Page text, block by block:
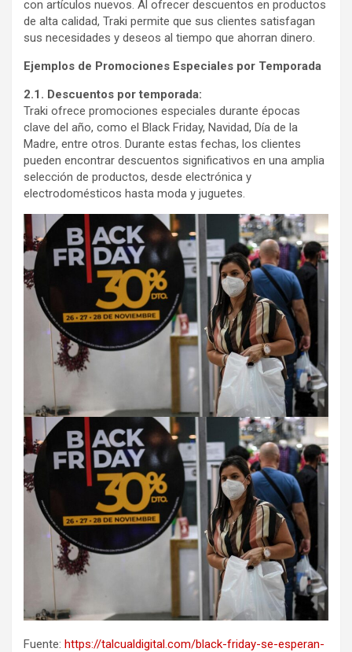
con artículos nuevos. Al ofrecer descuentos en productos
de alta calidad, Traki permite que sus clientes satisfagan
sus necesidades y deseos al tiempo que ahorran dinero.
Ejemplos de Promociones Especiales por Temporada
2.1. Descuentos por temporada:
Traki ofrece promociones especiales durante épocas
clave del año, como el Black Friday, Navidad, Día de la
Madre, entre otros. Durante estas fechas, los clientes
pueden encontrar descuentos significativos en una amplia
selección de productos, desde electrónica y
electrodomésticos hasta moda y juguetes.
Fuente: https://talcualdigital.com/black-friday-se-esperan-